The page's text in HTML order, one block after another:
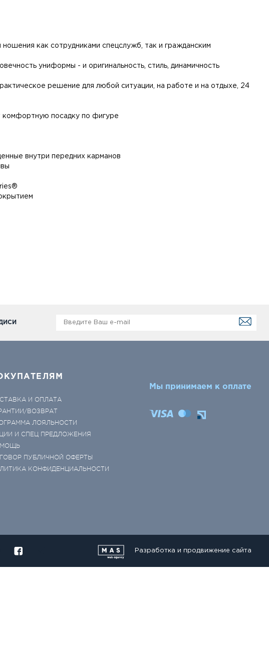
как сотрудниками спецслужб, так и гражданским
униформы - и оригинальность, стиль, динамичность
решение для любой ситуации, на работе и на отдыхе, 24
комфортную посадку по фигуре
внутри передних карманов
И ОПЛАТА
ВОЗВРАТ
ЛОЯЛЬНОСТИ
И СПЕЦ ПРЕДЛОЖЕНИЯ
ПУБЛИЧНОЙ ОФЕРТЫ
КОНФИДЕНЦИАЛЬНОСТИ
Мы принимаем к оплате
Разработка и продвижение сайта